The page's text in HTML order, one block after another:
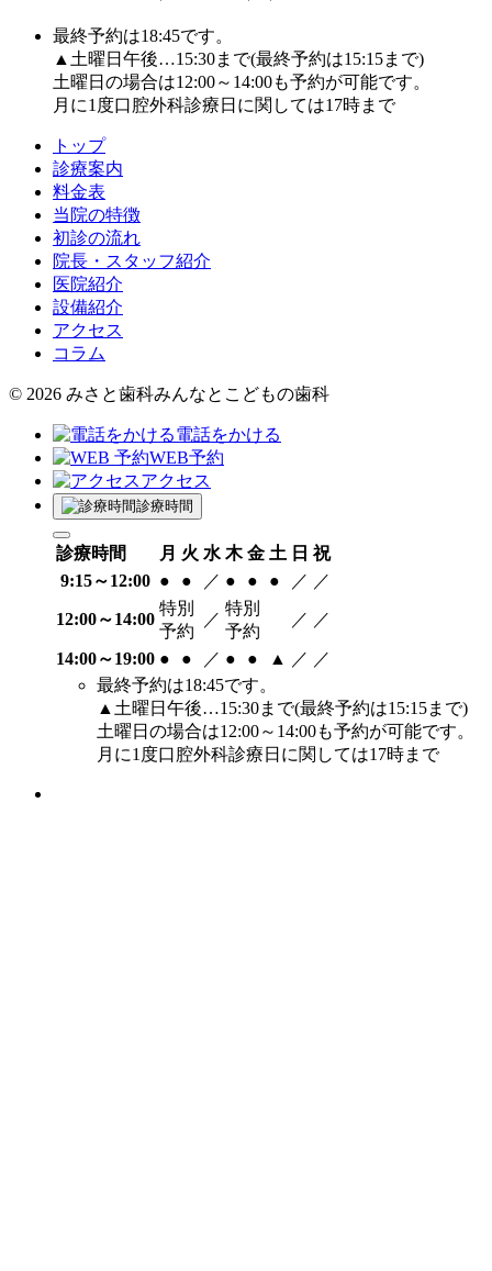
最終予約は18:45です。
▲土曜日午後…15:30まで(最終予約は15:15まで)
土曜日の場合は12:00～14:00も予約が可能です。
月に1度口腔外科診療日に関しては17時まで
トップ
診療案内
料金表
当院の特徴
初診の流れ
院長・スタッフ紹介
医院紹介
設備紹介
アクセス
コラム
© 2026 みさと歯科みんなとこどもの歯科
電話をかける
WEB予約
アクセス
診療時間
診療時間 月 火 水 木 金 土 日 祝
9:15～12:00 ● ● ／ ● ● ● ／ ／
12:00～14:00
特別
予約
／
特別
予約
／ ／
14:00～19:00 ● ● ／ ● ● ▲ ／ ／
最終予約は18:45です。
▲土曜日午後…15:30まで(最終予約は15:15まで)
土曜日の場合は12:00～14:00も予約が可能です。
月に1度口腔外科診療日に関しては17時まで